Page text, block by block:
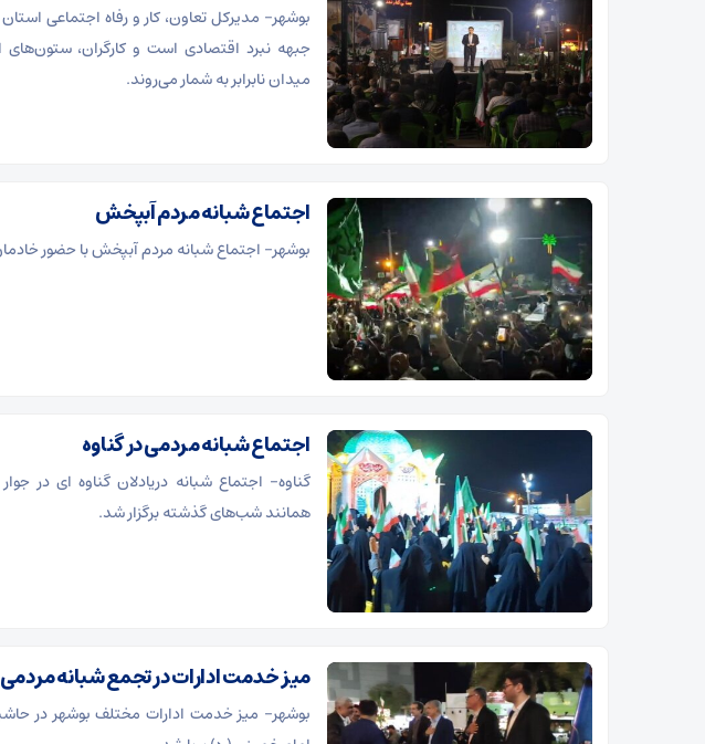
بوشهر- مدیرکل تعاون، کار و رفاه اجتماعی
جبهه نبرد اقتصادی است و کارگران،
میدان نابرابر به شمار می‌روند.
اجتماع شبانه مردم آبپخش
بوشهر- اجتماع شبانه مردم آبپخش با حضور
اجتماع شبانه مردمی در گناوه
گناوه- اجتماع شبانه دریادلان گناوه ای در
همانند شب‌های گذشته برگزار شد.
میز خدمت ادارات در تجمع شبانه
بوشهر- میز خدمت ادارات مختلف بوشهر در